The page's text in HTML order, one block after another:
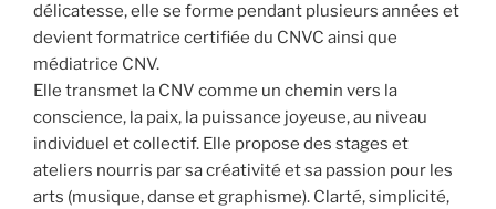
délicatesse, elle se forme pendant plusieurs années et
devient formatrice certifiée du CNVC ainsi que
médiatrice CNV.
Elle transmet la CNV comme un chemin vers la
conscience, la paix, la puissance joyeuse, au niveau
individuel et collectif. Elle propose des stages et
ateliers nourris par sa créativité et sa passion pour les
arts (musique, danse et graphisme). Clarté, simplicité,